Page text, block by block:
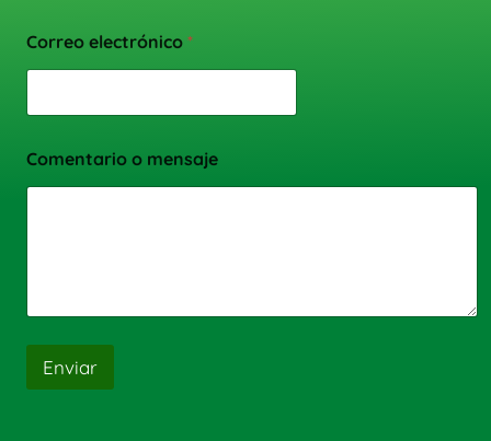
Correo electrónico *
Comentario o mensaje
Enviar